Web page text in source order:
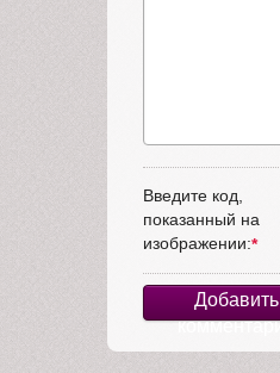
Введите код,
показанный на
изображении:
Добавить